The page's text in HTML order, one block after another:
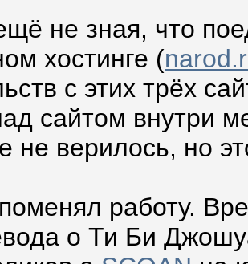
не зная, что
хостинге (
с этих трёх
сайтом внутри
не верилось, но
работу.
о Ти Би